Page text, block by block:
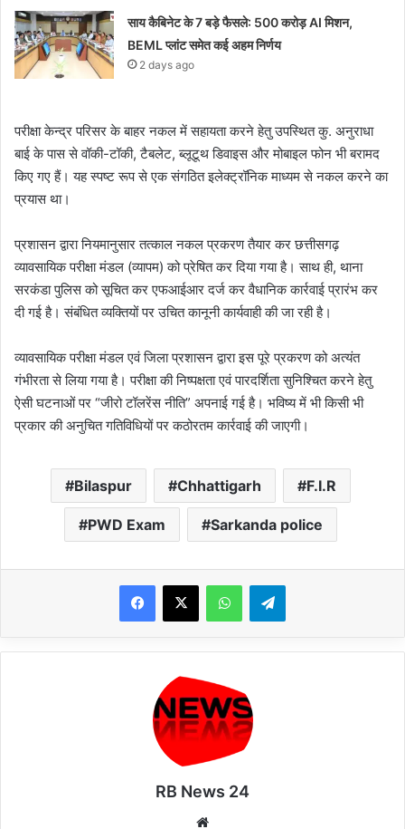
साय कैबिनेट के 7 बड़े फैसले: 500 करोड़ AI मिशन,
BEML प्लांट समेत कई अहम निर्णय
2 days ago
परीक्षा केन्द्र परिसर के बाहर नकल में सहायता करने हेतु उपस्थित कु. अनुराधा
बाई के पास से वॉकी-टॉकी, टैबलेट, ब्लूटूथ डिवाइस और मोबाइल फोन भी बरामद
किए गए हैं। यह स्पष्ट रूप से एक संगठित इलेक्ट्रॉनिक माध्यम से नकल करने का
प्रयास था।
प्रशासन द्वारा नियमानुसार तत्काल नकल प्रकरण तैयार कर छत्तीसगढ़
व्यावसायिक परीक्षा मंडल (व्यापम) को प्रेषित कर दिया गया है। साथ ही, थाना
सरकंडा पुलिस को सूचित कर एफआईआर दर्ज कर वैधानिक कार्रवाई प्रारंभ कर
दी गई है। संबंधित व्यक्तियों पर उचित कानूनी कार्यवाही की जा रही है।
व्यावसायिक परीक्षा मंडल एवं जिला प्रशासन द्वारा इस पूरे प्रकरण को अत्यंत
गंभीरता से लिया गया है। परीक्षा की निष्पक्षता एवं पारदर्शिता सुनिश्चित करने हेतु
ऐसी घटनाओं पर “जीरो टॉलरेंस नीति” अपनाई गई है। भविष्य में भी किसी भी
प्रकार की अनुचित गतिविधियों पर कठोरतम कार्रवाई की जाएगी।
Bilaspur Chhattigarh F.I.R
PWD Exam Sarkanda police
WhatsAppTelegram
RB News 24